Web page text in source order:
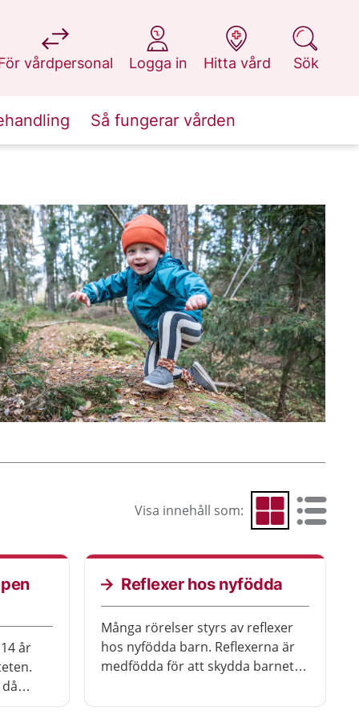
vårdpersonal
på 1177.se
Logga in
på 1177.se
Hitta vård
på 1177.se
Sök
på 1177.se
Så fungerar vården
Visa innehåll som: Visa som rutnät
Visa som
år
Reflexer hos nyfödda
Många rörelser styrs av reflexer
hos nyfödda barn. Reflexerna är
medfödda för att skydda barnet